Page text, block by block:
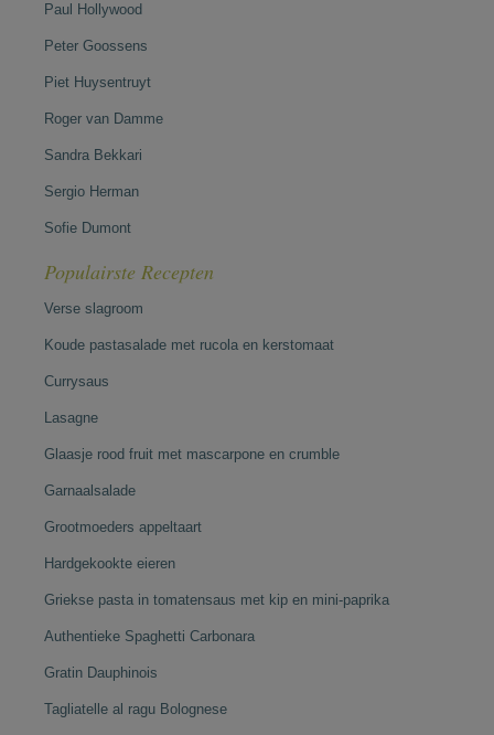
Paul Hollywood
Peter Goossens
Piet Huysentruyt
Roger van Damme
Sandra Bekkari
Sergio Herman
Sofie Dumont
Populairste Recepten
Verse slagroom
Koude pastasalade met rucola en kerstomaat
Currysaus
Lasagne
Glaasje rood fruit met mascarpone en crumble
Garnaalsalade
Grootmoeders appeltaart
Hardgekookte eieren
Griekse pasta in tomatensaus met kip en mini-paprika
Authentieke Spaghetti Carbonara
Gratin Dauphinois
Tagliatelle al ragu Bolognese